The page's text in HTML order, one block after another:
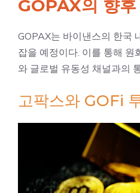
GOPAX의 향후
GOPAX는 바이낸스의 한국
잡을 예정이다. 이를 통해
와 글로벌 유동성 채널과의
고팍스와 GOFi